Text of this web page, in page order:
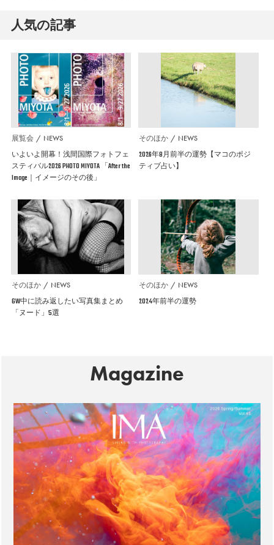
人気の記事
展覧会 NEWS
いよいよ開幕！浅間国際フォトフェ
スティバル2026 PHOTO MIYOTA 「After the
Image｜イメージのその後」
そのほか NEWS
2026年8月前半の運勢【マコのポジ
ティブ占い】
そのほか NEWS
GW中に読み返したい写真集まとめ
「ヌード」5選
そのほか NEWS
2024年前半の運勢
Magazine